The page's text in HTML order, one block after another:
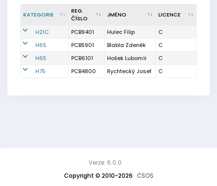
KATEGORIE
REG.
ČÍSLO
JMÉNO LICENCE
H21C PCB9401 Hulec Filip
C
H65
PCB5901 Blabla Zdeněk
C
H65
PCB6101 Hošek Lubomír
C
H75
PCB4800 Rychtecký Josef C
Copyright © 2010-2026 ČSOS
Verze: 6.0.0